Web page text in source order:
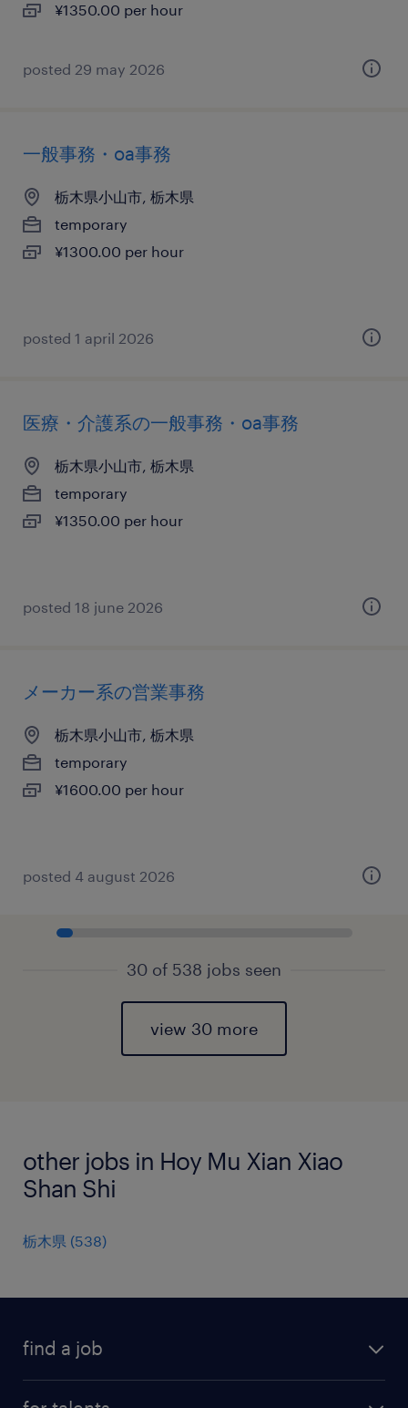
¥1350.00 per hour
posted 29 may 2026
一般事務・oa事務
栃木県小山市, 栃木県
temporary
¥1300.00 per hour
posted 1 april 2026
医療・介護系の一般事務・oa事務
栃木県小山市, 栃木県
temporary
¥1350.00 per hour
posted 18 june 2026
メーカー系の営業事務
栃木県小山市, 栃木県
temporary
¥1600.00 per hour
posted 4 august 2026
30 of 538 jobs seen
view 30 more
other jobs in Hoy Mu Xian Xiao
Shan Shi
栃木県 (538)
find a job